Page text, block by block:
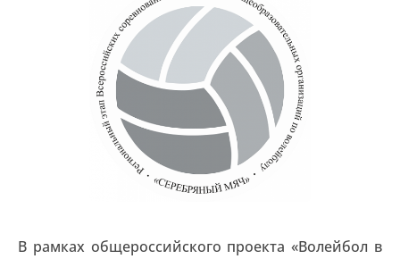
В рамках общероссийского проекта «Волейбол в